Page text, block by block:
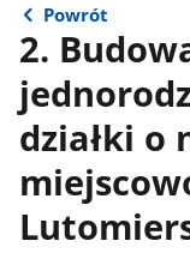
Powrót
2.
działki o